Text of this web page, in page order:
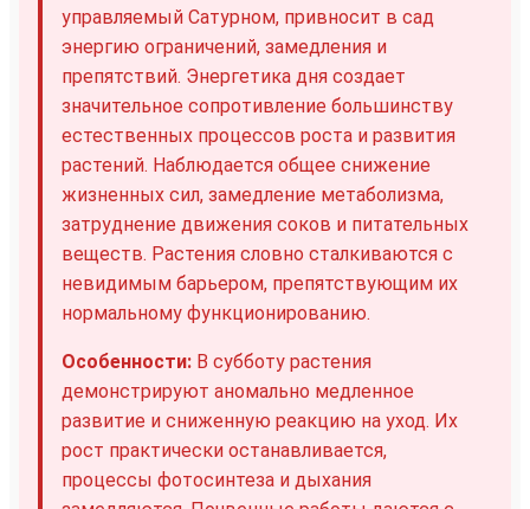
управляемый Сатурном, привносит в сад
энергию ограничений, замедления и
препятствий. Энергетика дня создает
значительное сопротивление большинству
естественных процессов роста и развития
растений. Наблюдается общее снижение
жизненных сил, замедление метаболизма,
затруднение движения соков и питательных
веществ. Растения словно сталкиваются с
невидимым барьером, препятствующим их
нормальному функционированию.
Особенности: В субботу растения
демонстрируют аномально медленное
развитие и сниженную реакцию на уход. Их
рост практически останавливается,
процессы фотосинтеза и дыхания